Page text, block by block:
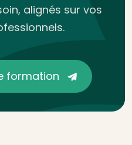
alignés sur vos
formation